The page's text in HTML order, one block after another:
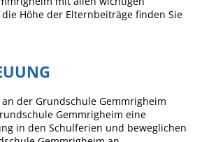
Standesamtliche
Onlinezugangsgesetz
ERLEBEN
Höhe der Elternbeiträge finden Sie
der Grundschule Gemmrigheim
Gemmrigheim eine
in den Schulferien und beweglichen